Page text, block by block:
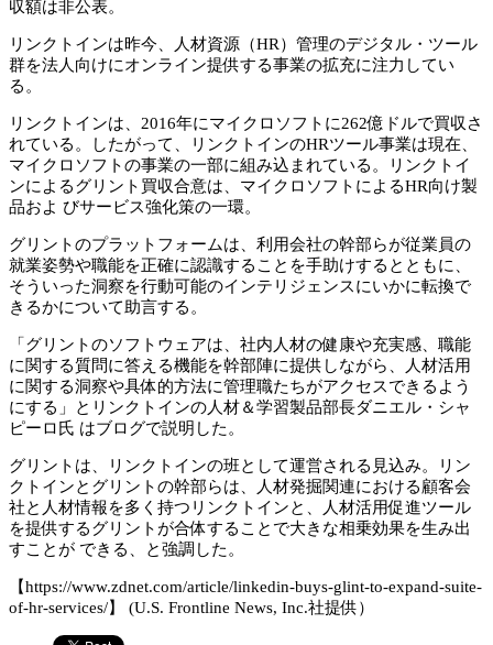
収額は非公表。
リンクトインは昨今、人材資源（HR）管理のデジタル・ツール
群を法人向けにオンライン提供する事業の拡充に注力してい
る。
リンクトインは、2016年にマイクロソフトに262億ドルで買収さ
れている。したがって、リンクトインのHRツール事業は現在、
マイクロソフトの事業の一部に組み込まれている。リンクトイ
ンによるグリント買収合意は、マイクロソフトによるHR向け製
品およ びサービス強化策の一環。
グリントのプラットフォームは、利用会社の幹部らが従業員の
就業姿勢や職能を正確に認識することを手助けするとともに、
そういった洞察を行動可能のインテリジェンスにいかに転換で
きるかについて助言する。
「グリントのソフトウェアは、社内人材の健康や充実感、職能
に関する質問に答える機能を幹部陣に提供しながら、人材活用
に関する洞察や具体的方法に管理職たちがアクセスできるよう
にする」とリンクトインの人材＆学習製品部長ダニエル・シャ
ピーロ氏 はブログで説明した。
グリントは、リンクトインの班として運営される見込み。リン
クトインとグリントの幹部らは、人材発掘関連における顧客会
社と人材情報を多く持つリンクトインと、人材活用促進ツール
を提供するグリントが合体することで大きな相乗効果を生み出
すことが できる、と強調した。
【https://www.zdnet.com/article/linkedin-buys-glint-to-expand-suite-
of-hr-services/】 (U.S. Frontline News, Inc.社提供）